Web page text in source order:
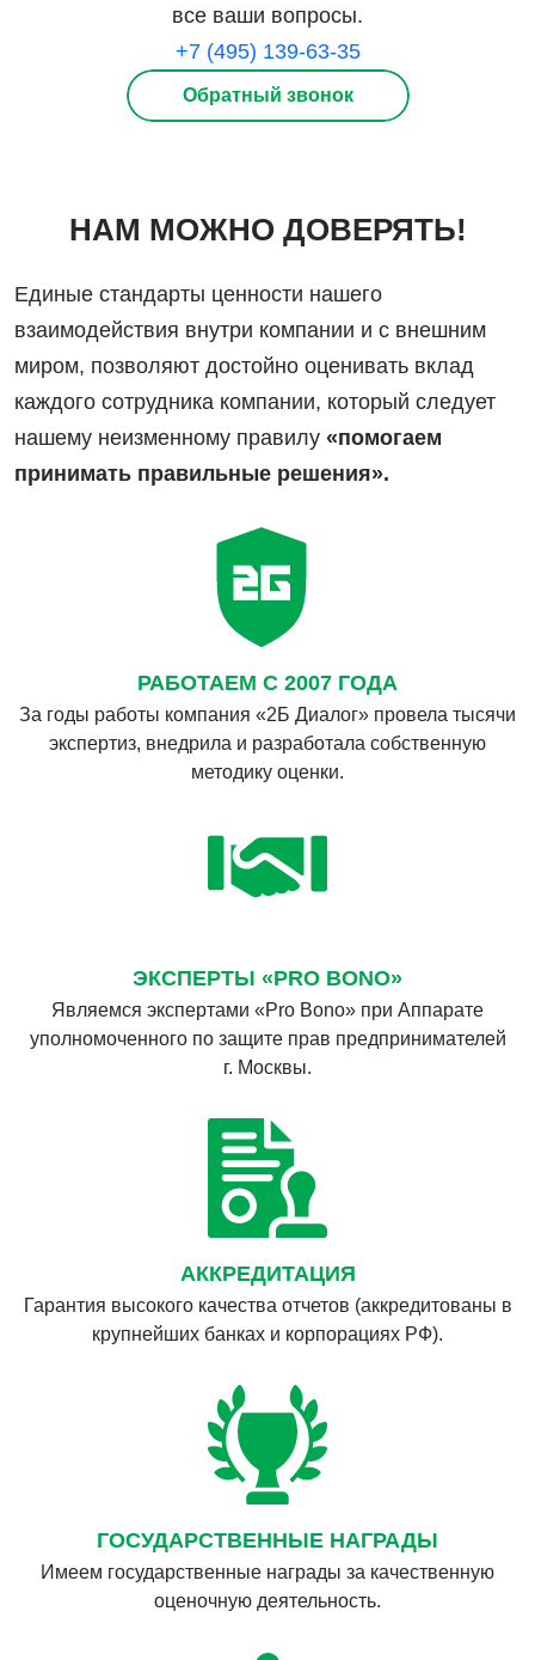
все ваши вопросы.
+7 (495) 139-63-35
Обратный звонок
НАМ МОЖНО ДОВЕРЯТЬ!
Единые стандарты ценности нашего
взаимодействия внутри компании и с внешним
миром, позволяют достойно оценивать вклад
каждого сотрудника компании, который следует
нашему неизменному правилу «помогаем
принимать правильные решения».
РАБОТАЕМ С 2007 ГОДА
За годы работы компания «2Б Диалог» провела тысячи
экспертиз, внедрила и разработала собственную
методику оценки.
ЭКСПЕРТЫ «PRO BONO»
Являемся экспертами «Pro Bono» при Аппарате
уполномоченного по защите прав предпринимателей
г. Москвы.
АККРЕДИТАЦИЯ
Гарантия высокого качества отчетов (аккредитованы в
крупнейших банках и корпорациях РФ).
ГОСУДАРСТВЕННЫЕ НАГРАДЫ
Имеем государственные награды за качественную
оценочную деятельность.